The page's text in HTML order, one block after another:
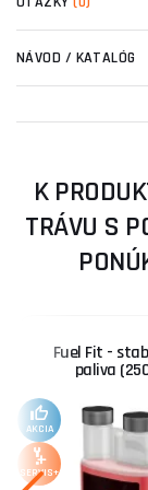
NÁVOD / KATALÓG
K
TRÁVU S
Fuel Fit -
paliva
AKCIA
SERVIS+